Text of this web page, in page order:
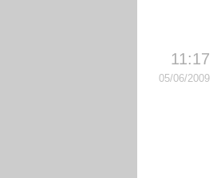
11:17
05/06/2009